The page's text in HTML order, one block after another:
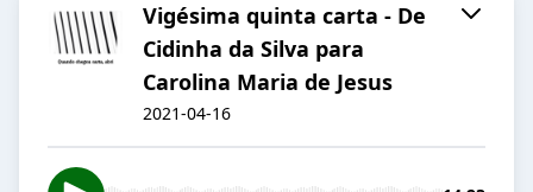
Vigésima quinta carta - De
Cidinha da Silva para
Carolina Maria de Jesus
2021-04-16